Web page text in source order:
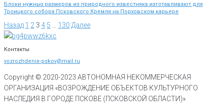
Блоки нужных размеров из природного известняка изготавливают для
Троицкого собора Псковского Кремля на Порховском карьере
Назад 1 2 3 4 5 130 Далее
Контакты
vozrozhdenie-pskov@mail.ru
Copyright © 2020-2023 АВТОНОМНАЯ НЕКОММЕРЧЕСКАЯ
ОРГАНИЗАЦИЯ «ВОЗРОЖДЕНИЕ ОБЪЕКТОВ КУЛЬТУРНОГО
НАСЛЕДИЯ В ГОРОДЕ ПСКОВЕ (ПСКОВСКОЙ ОБЛАСТИ)»